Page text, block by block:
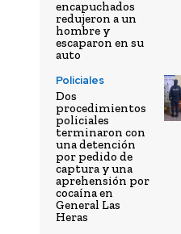
encapuchados
redujeron a un
hombre y
escaparon en su
auto
Policiales
Dos
procedimientos
policiales
terminaron con
una detención
por pedido de
captura y una
aprehensión por
cocaína en
General Las
Heras